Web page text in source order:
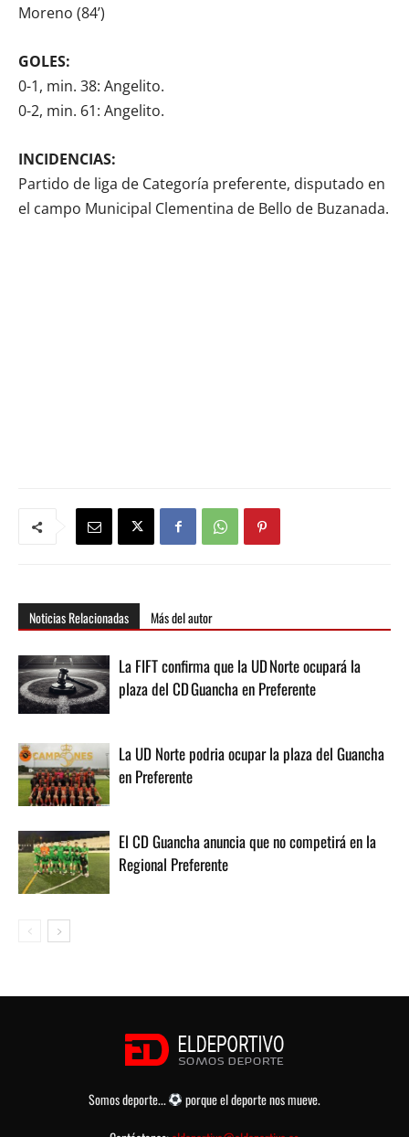
Moreno (84’)
GOLES:
0-1, min. 38: Angelito.
0-2, min. 61: Angelito.
INCIDENCIAS:
Partido de liga de Categoría preferente, disputado en
el campo Municipal Clementina de Bello de Buzanada.
Noticias Relacionadas Más del autor
La FIFT confirma que la UD Norte ocupará la
plaza del CD Guancha en Preferente
La UD Norte podria ocupar la plaza del Guancha
en Preferente
El CD Guancha anuncia que no competirá en la
Regional Preferente
Somos deporte...
porque el deporte nos mueve.